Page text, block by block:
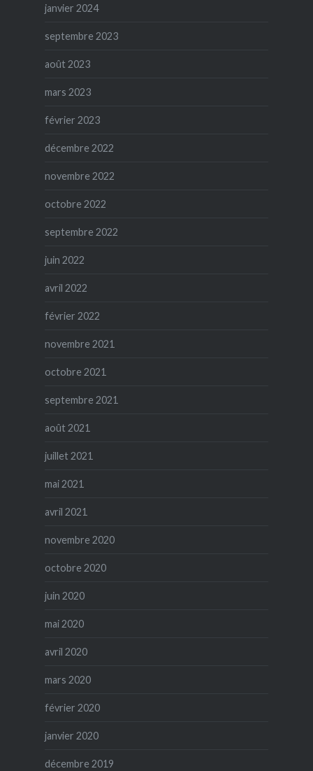
janvier 2024
septembre 2023
août 2023
mars 2023
février 2023
décembre 2022
novembre 2022
octobre 2022
septembre 2022
juin 2022
avril 2022
février 2022
novembre 2021
octobre 2021
septembre 2021
août 2021
juillet 2021
mai 2021
avril 2021
novembre 2020
octobre 2020
juin 2020
mai 2020
avril 2020
mars 2020
février 2020
janvier 2020
décembre 2019